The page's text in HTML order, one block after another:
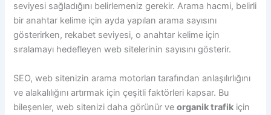
seviyesi sağladığını belirlemeniz gerekir. Arama hacmi, belirli
bir anahtar kelime için ayda yapılan arama sayısını
gösterirken, rekabet seviyesi, o anahtar kelime için
sıralamayı hedefleyen web sitelerinin sayısını gösterir.
SEO, web sitenizin arama motorları tarafından anlaşılırlığını
ve alakalılığını artırmak için çeşitli faktörleri kapsar. Bu
bileşenler, web sitenizi daha görünür veorganik trafik için